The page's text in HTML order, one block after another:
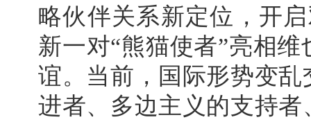
略伙伴关系新定位，开
新一对“熊猫使者”亮相
谊。当前，国际形势变
进者、多边主义的支持